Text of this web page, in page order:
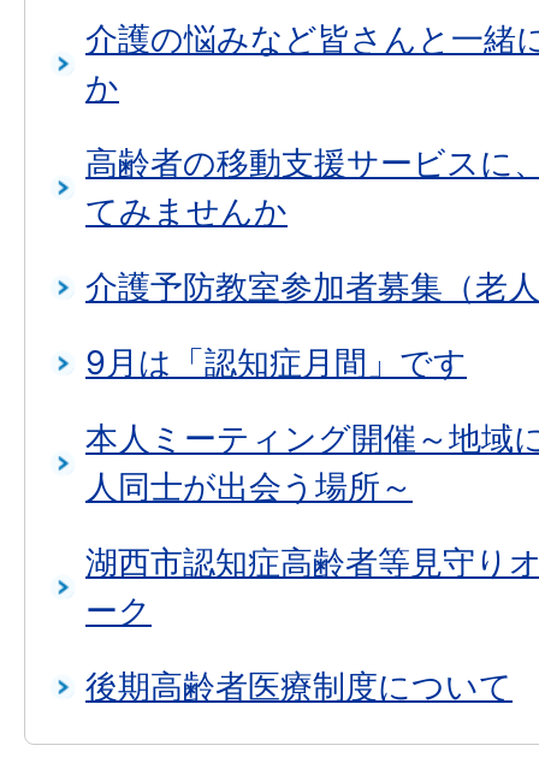
介護の悩みなど皆さんと一緒
か
高齢者の移動支援サービスに
てみませんか
介護予防教室参加者募集（老
9月は「認知症月間」です
本人ミーティング開催～地域
人同士が出会う場所～
湖西市認知症高齢者等見守り
ーク
後期高齢者医療制度について